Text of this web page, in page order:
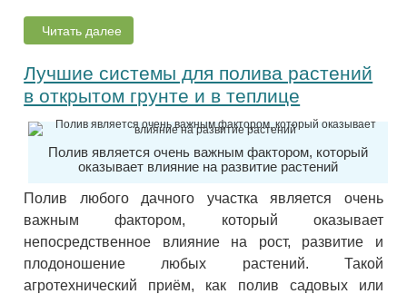
Читать далее
Лучшие системы для полива растений
в открытом грунте и в теплице
Полив является очень важным фактором, который
оказывает влияние на развитие растений
Полив любого дачного участка является очень
важным фактором, который оказывает
непосредственное влияние на рост, развитие и
плодоношение любых растений. Такой
агротехнический приём, как полив садовых или